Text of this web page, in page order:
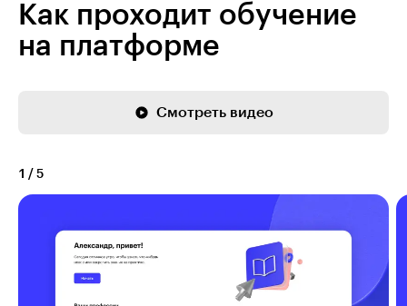
Как проходит обучение
на платформе
Смотреть видео
1 / 5